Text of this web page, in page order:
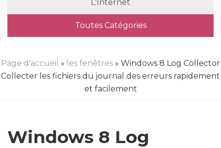
L'Internet
Toutes Catégories
Page d'accueil » les fenêtres » Windows 8 Log Collector
Collecter les fichiers du journal des erreurs rapidement
et facilement
Windows 8 Log